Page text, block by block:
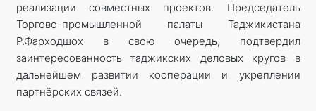
реализации совместных проектов. Председатель
Торгово-промышленной палаты Таджикистана
Р.Фарходшох в свою очередь, подтвердил
заинтересованность таджикских деловых кругов в
дальнейшем развитии кооперации и укреплении
партнёрских связей.